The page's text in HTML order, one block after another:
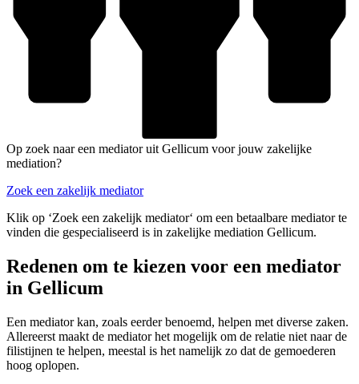
Op zoek naar een mediator uit Gellicum voor jouw zakelijke
mediation?
Zoek een zakelijk mediator
Klik op ‘Zoek een zakelijk mediator‘ om een betaalbare mediator te
vinden die gespecialiseerd is in zakelijke mediation Gellicum.
Redenen om te kiezen voor een mediator
in Gellicum
Een mediator kan, zoals eerder benoemd, helpen met diverse zaken.
Allereerst maakt de mediator het mogelijk om de relatie niet naar de
filistijnen te helpen, meestal is het namelijk zo dat de gemoederen
hoog oplopen.